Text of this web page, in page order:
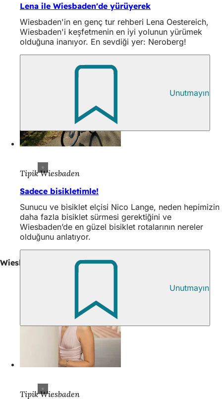
Lena ile Wiesbaden'de yürüyerek
Wiesbaden'in en genç tur rehberi Lena Oestereich,
Wiesbaden'i keşfetmenin en iyi yolunun yürümek
olduğuna inanıyor. En sevdiği yer: Neroberg!
Unutmayın
Tipik Wiesbaden
Sadece bisikletimle!
Sunucu ve bisiklet elçisi Nico Lange, neden hepimizin
daha fazla bisiklet sürmesi gerektiğini ve
Wiesbaden’de en güzel bisiklet rotalarının nereler
olduğunu anlatıyor.
Unutmayın
Wiesbaden'in tadını çıkarın
Tipik Wiesbaden